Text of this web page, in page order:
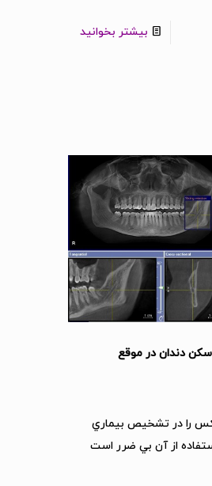
بیشتر بخوانید
دندان در موقع
را در تشخيص بيماري
از آن بي ضرر است